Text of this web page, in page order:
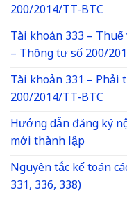
200/2014/TT-BTC
Tài khoản 333 –
– Thông tư số 200/
Tài khoản 331 –
200/2014/TT-BTC
Hướng dẫn đăng ký
mới thành lập
Nguyên tắc kế toán
331, 336, 338)